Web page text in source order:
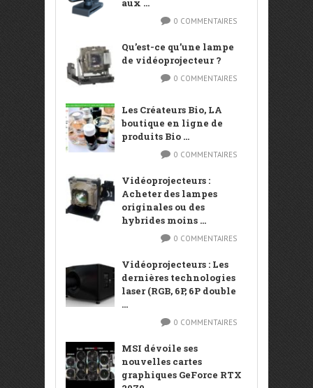
aux ...
0 COMMENTAIRES
Qu’est-ce qu’une lampe
de vidéoprojecteur ?
0 COMMENTAIRES
Les Créateurs Bio, LA
boutique en ligne de
produits Bio ...
0 COMMENTAIRES
Vidéoprojecteurs :
Acheter des lampes
originales ou des
hybrides moins ...
0 COMMENTAIRES
Vidéoprojecteurs : Les
dernières technologies
laser (RGB, 6P, 6P double
...
0 COMMENTAIRES
MSI dévoile ses
nouvelles cartes
graphiques GeForce RTX